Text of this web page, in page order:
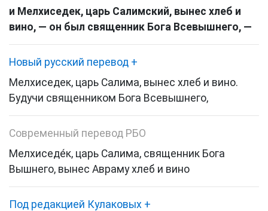
и Мелхиседек, царь Салимский, вынес хлеб и
вино, — он был священник Бога Всевышнего, —
Новый русский перевод +
Мелхиседек, царь Салима, вынес хлеб и вино.
Будучи священником Бога Всевышнего,
Современный перевод РБО
Мелхиседе́к, царь Салима, священник Бога
Вышнего, вынес Авраму хлеб и вино
Под редакцией Кулаковых +